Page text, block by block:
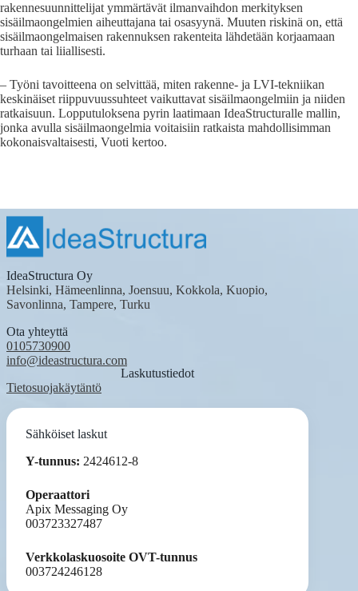
rakennesuunnittelijat ymmärtävät ilmanvaihdon merkityksen
sisäilmaongelmien aiheuttajana tai osasyynä. Muuten riskinä on, että
sisäilmaongelmaisen rakennuksen rakenteita lähdetään korjaamaan
turhaan tai liiallisesti.
– Työni tavoitteena on selvittää, miten rakenne- ja LVI-tekniikan
keskinäiset riippuvuussuhteet vaikuttavat sisäilmaongelmiin ja niiden
ratkaisuun. Lopputuloksena pyrin laatimaan IdeaStructuralle mallin,
jonka avulla sisäilmaongelmia voitaisiin ratkaista mahdollisimman
kokonaisvaltaisesti, Vuoti kertoo.
IdeaStructura Oy
Helsinki, Hämeenlinna, Joensuu, Kokkola, Kuopio,
Savonlinna, Tampere, Turku
Ota yhteyttä
0105730900
info@ideastructura.com
Tietosuojakäytäntö
Laskutustiedot
Sähköiset laskut
Y-tunnus: 2424612-8
Operaattori
Apix Messaging Oy
003723327487
Verkkolaskuosoite OVT-tunnus
003724246128